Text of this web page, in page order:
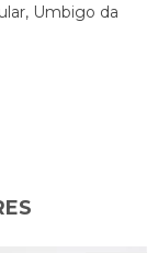
Umbigo da